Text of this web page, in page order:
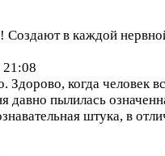
в каждой
21:08
Здорово, когда человек
давно пылилась
штука, в